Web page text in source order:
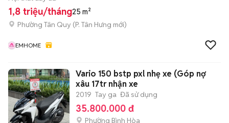
1,8 triệu/tháng25 m²
Phường Tân Quy (P. Tân Hưng mới)
EMHOME
Vario 150 bstp pxl nhẹ xe (Góp nợ
xâu 17tr nhận xe
2019 Tay ga Đã sử dụng
35.800.000 đ
Phường Bình Hòa